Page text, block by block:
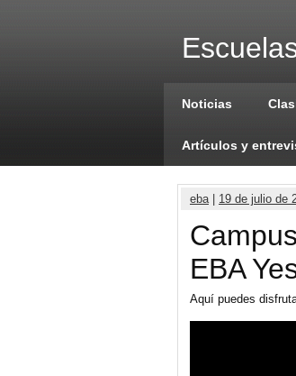
Noticias
Artículos y
eba| 19 de julio de
EBA
Aquí puedes